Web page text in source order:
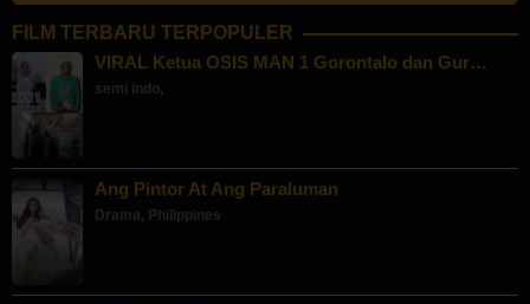
FILM TERBARU TERPOPULER
VIRAL Ketua OSIS MAN 1 Gorontalo dan Gur…
semi indo,
Ang Pintor At Ang Paraluman
Drama, Philippines